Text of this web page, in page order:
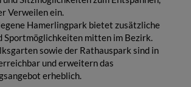
Verweilen ein.
Hamerlingpark bietet zusätzliche
Sportmöglichkeiten mitten im Bezirk.
sowie der Rathauspark sind in
und erweitern das
erheblich.